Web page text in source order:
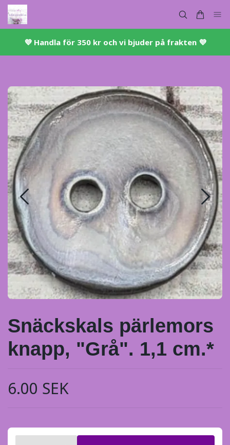
💜 ​Handla för 350 kr och vi bjuder på frakten 💜​
Snäckskals pärlemors
knapp, "Grå". 1,1 cm.*
6.00 SEK